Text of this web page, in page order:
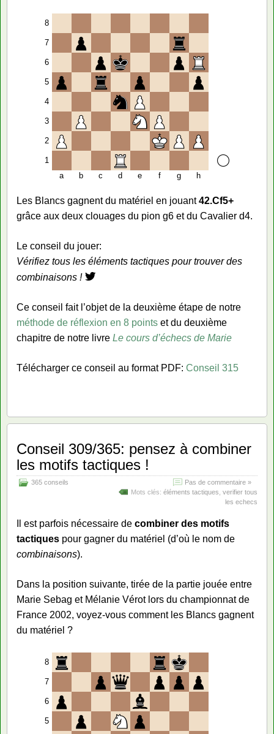
8
7
6
5
4
3
2
1
a
b c d e f g h
Les Blancs gagnent du matériel en jouant42.Cf5+
grâce aux deux clouages du pion g6 et du Cavalier d4.
Le conseil du jouer:
Vérifiez tous les éléments tactiques pour trouver des
combinaisons !
Ce conseil fait l’objet de la deuxième étape de notre
méthode de réflexion en 8 points et du deuxième
chapitre de notre livre Le cours d’échecs de Marie
Télécharger ce conseil au format PDF: Conseil 315
Conseil 309/365: pensez à combiner
les motifs tactiques !
365 conseils
Pas de commentaire »
Mots clés: éléments tactiques verifier tous
les echecs
Il est parfois nécessaire de combiner des motifs
tactiques pour gagner du matériel (d’où le nom de
combinaisons).
Dans la position suivante, tirée de la partie jouée entre
Marie Sebag et Mélanie Vérot lors du championnat de
France 2002, voyez-vous comment les Blancs gagnent
du matériel ?
8
7
6
5